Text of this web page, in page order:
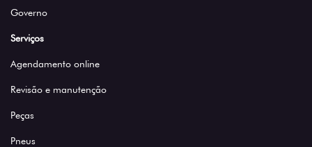
Governo
Serviços
Agendamento online
Revisão e manutenção
Peças
Pneus